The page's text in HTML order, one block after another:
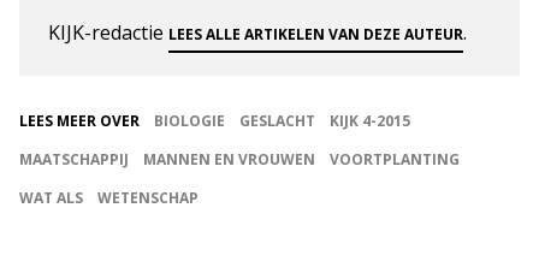
KIJK-redactie LEES ALLE ARTIKELEN VAN DEZE AUTEUR.
LEES MEER OVER BIOLOGIE GESLACHT
KIJK 4-2015
MAATSCHAPPIJ
MANNEN EN VROUWEN
VOORTPLANTING
WAT ALS
WETENSCHAP